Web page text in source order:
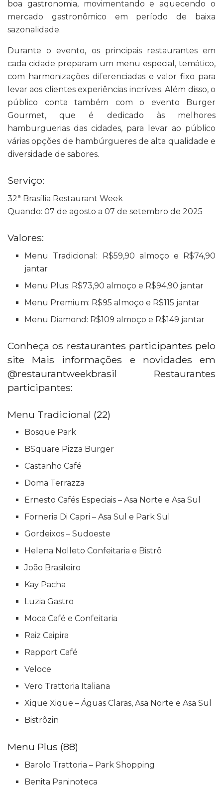
boa gastronomia, movimentando e aquecendo o
mercado gastronômico em período de baixa
sazonalidade.
Durante o evento, os principais restaurantes em
cada cidade preparam um menu especial, temático,
com harmonizações diferenciadas e valor fixo para
levar aos clientes experiências incríveis. Além disso, o
público conta também com o evento Burger
Gourmet, que é dedicado às melhores
hamburguerias das cidades, para levar ao público
várias opções de hambúrgueres de alta qualidade e
diversidade de sabores.
Serviço:
32ª Brasília Restaurant Week
Quando: 07 de agosto a 07 de setembro de 2025
Valores:
Menu Tradicional: R$59,90 almoço e R$74,90
jantar
Menu Plus: R$73,90 almoço e R$94,90 jantar
Menu Premium: R$95 almoço e R$115 jantar
Menu Diamond: R$109 almoço e R$149 jantar
Conheça os restaurantes participantes pelo
site Mais informações e novidades em
@restaurantweekbrasil Restaurantes
participantes:
Menu Tradicional (22)
Bosque Park
BSquare Pizza Burger
Castanho Café
Doma Terrazza
Ernesto Cafés Especiais – Asa Norte e Asa Sul
Forneria Di Capri – Asa Sul e Park Sul
Gordeixos – Sudoeste
Helena Nolleto Confeitaria e Bistrô
João Brasileiro
Kay Pacha
Luzia Gastro
Moca Café e Confeitaria
Raiz Caipira
Rapport Café
Veloce
Vero Trattoria Italiana
Xique Xique – Águas Claras, Asa Norte e Asa Sul
Bistrôzin
Menu Plus (88)
Barolo Trattoria – Park Shopping
Benita Paninoteca